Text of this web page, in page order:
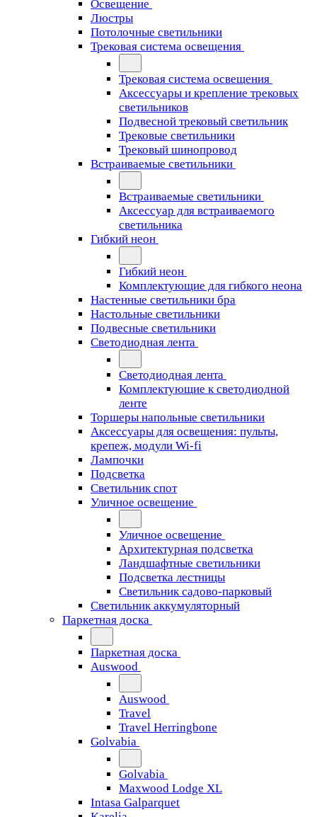
Освещение
Люстры
Потолочные светильники
Трековая система освещения
Трековая система освещения
Аксессуары и крепление трековых
светильников
Подвесной трековый светильник
Трековые светильники
Трековый шинопровод
Встраиваемые светильники
Встраиваемые светильники
Аксессуар для встраиваемого
светильника
Гибкий неон
Гибкий неон
Комплектующие для гибкого неона
Настенные светильники бра
Настольные светильники
Подвесные светильники
Светодиодная лента
Светодиодная лента
Комплектующие к светодиодной
ленте
Торшеры напольные светильники
Аксессуары для освещения: пульты,
крепеж, модули Wi-fi
Лампочки
Подсветка
Светильник спот
Уличное освещение
Уличное освещение
Архитектурная подсветка
Ландшафтные светильники
Подсветка лестницы
Светильник садово-парковый
Светильник аккумуляторный
Паркетная доска
Паркетная доска
Auswood
Auswood
Travel
Travel Herringbone
Golvabia
Golvabia
Maxwood Lodge XL
Intasa Galparquet